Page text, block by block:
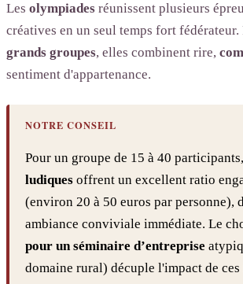
Les olympiades réunissent plusieurs
créatives en un seul temps fort
grands groupes, elles combinent rire,
sentiment d'appartenance.
NOTRE CONSEIL
Pour un groupe de 15 à 40
ludiques offrent un excellent ratio
(environ 20 à 50 euros par personne),
ambiance conviviale immédiate. Le
pour un séminaire d’entreprise
domaine rural) décuple l'impact de ces